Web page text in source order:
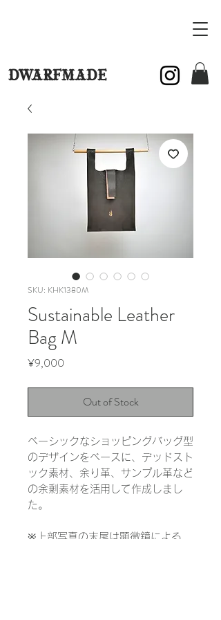
DWARFMADE
SKU: KHK1380M
Sustainable Leather
Bag M
¥9,000
Out of Stock
ベーシックなショッピングバッグ型
のデザインをベースに、デッドスト
ック素材、余り革、サンプル革など
の余剰素材を活用して作成しまし
た。
※上部写真の末尾は顕微鏡による